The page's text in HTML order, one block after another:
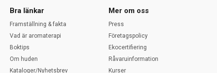
Bra länkar
Framställning & fakta
Vad är aromaterapi
Boktips
Om huden
Kataloger/Nyhetsbrev
Mer om oss
Press
Företagspolicy
Ekocertifiering
Råvaruinformation
Kurser